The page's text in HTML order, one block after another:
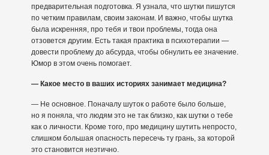
предварительная подготовка. Я узнала, что шутки пишутся
по четким правилам, своим законам. И важно, чтобы шутка
была искренняя, про тебя и твои проблемы, тогда она
отзовется другим. Есть такая практика в психотерапии —
довести проблему до абсурда, чтобы обнулить ее значение.
Юмор в этом очень помогает.
— Какое место в ваших историях занимает медицина?
— Не основное. Поначалу шуток о работе было больше,
но я поняла, что людям это не так близко, как шутки о тебе
как о личности. Кроме того, про медицину шутить непросто,
слишком большая опасность пересечь ту грань, за которой
это становится неэтично.